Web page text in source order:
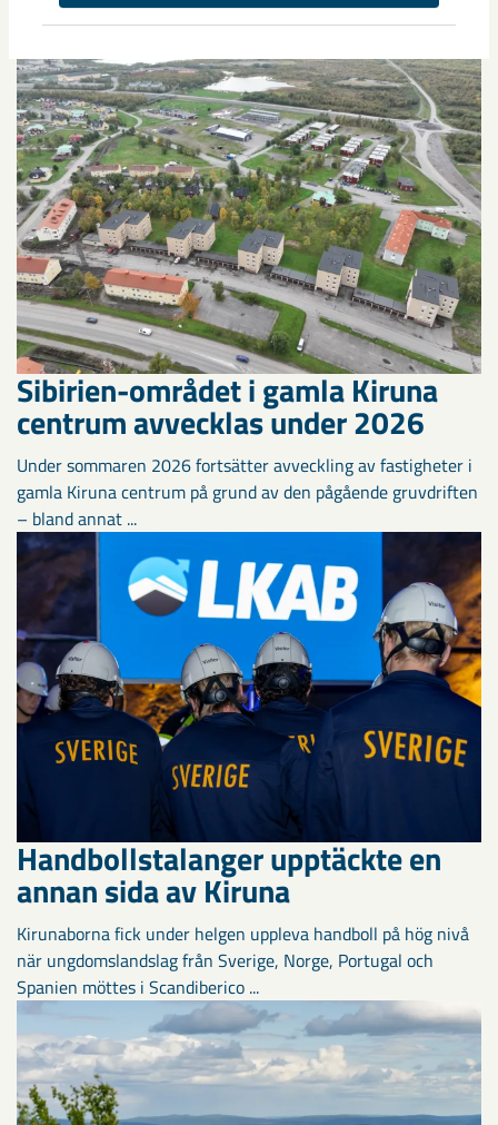
Sibirien-området i gamla Kiruna
centrum avvecklas under 2026
Under sommaren 2026 fortsätter avveckling av fastigheter i
gamla Kiruna centrum på grund av den pågående gruvdriften
– bland annat ...
Handbollstalanger upptäckte en
annan sida av Kiruna
Kirunaborna fick under helgen uppleva handboll på hög nivå
när ungdomslandslag från Sverige, Norge, Portugal och
Spanien möttes i Scandiberico ...